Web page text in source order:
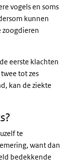
vogels en soms
kunnen
zoogdieren
eerste klachten
tot zes
kan de ziekte
te
want dan
bedekkende